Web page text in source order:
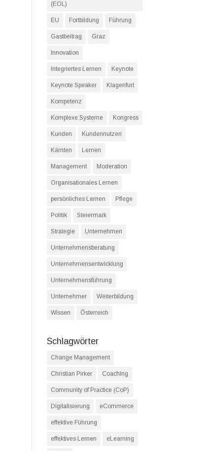
(EOL)
EU Fortbildung Führung
Gastbeitrag Graz
Innovation
Integriertes Lernen Keynote
Keynote Speaker Klagenfurt
Kompetenz
Komplexe Systeme Kongress
Kunden Kundennutzen
Kärnten Lernen
Management Moderation
Organisationales Lernen
persönliches Lernen Pflege
Politik Steiermark
Strategie Unternehmen
Unternehmensberatung
Unternehmensentwicklung
Unternehmensführung
Unternehmer Weiterbildung
Wissen Österreich
Schlagwörter
Change Management
Christian Pirker Coaching
Community of Practice (CoP)
Digitalisierung eCommerce
effektive Führung
effektives Lernen eLearning